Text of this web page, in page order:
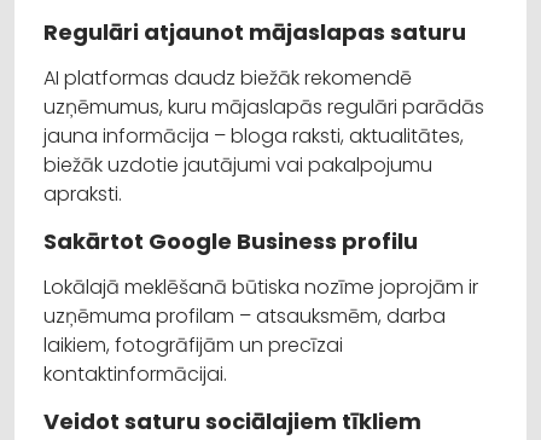
Regulāri atjaunot mājaslapas saturu
AI platformas daudz biežāk rekomendē
uzņēmumus, kuru mājaslapās regulāri parādās
jauna informācija – bloga raksti, aktualitātes,
biežāk uzdotie jautājumi vai pakalpojumu
apraksti.
Sakārtot Google Business profilu
Lokālajā meklēšanā būtiska nozīme joprojām ir
uzņēmuma profilam – atsauksmēm, darba
laikiem, fotogrāfijām un precīzai
kontaktinformācijai.
Veidot saturu sociālajiem tīkliem